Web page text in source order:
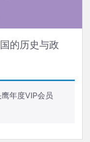
的历史与政
年度VIP会员